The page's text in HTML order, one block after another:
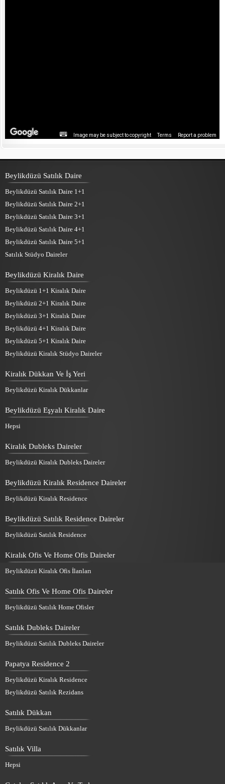
Image may be subject to copyright Terms Report a problem
Beylikdüzü Satılık Daire
Beylikdüzü Satılık Daire 1+1
Beylikdüzü Satılık Daire 2+1
Beylikdüzü Satılık Daire 3+1
Beylikdüzü Satılık Daire 4+1
Beylikdüzü Satılık Daire 5+1
Satılık Stüdyo Daireler
Beylikdüzü Kiralık Daire
Beylikdüzü 1+1 Kiralık Daire
Beylikdüzü 2+1 Kiralık Daire
Beylikdüzü 3+1 Kiralık Daire
Beylikdüzü 4+1 Kiralık Daire
Beylikdüzü 5+1 Kiralık Daire
Beylikdüzü Kiralık Stüdyo Daireler
Kiralık Dükkan Ve İş Yeri
Beylikdüzü Kiralık Dükkanlar
Beylikdüzü Eşyalı Kiralık Daire
Hepsi
Kiralık Dubleks Daireler
Beylikdüzü Kiralık Dubleks Daireler
Beylikdüzü Kiralık Residence Daireler
Beylikdüzü Kiralık Residence
Beylikdüzü Satılık Residence Daireler
Beylikdüzü Satılık Residence
Kiralık Ofis Ve Home Ofis Daireler
Beylikdüzü Kiralık Ofis İlanları
Satılık Ofis Ve Home Ofis Daireler
Beylikdüzü Satılık Home Ofisler
Satılık Dubleks Daireler
Beylikdüzü Satılık Dubleks Daireler
Papatya Residence 2
Beylikdüzü Kiralık Residence
Beylikdüzü Satılık Rezidans
Satılık Dükkan
Beylikdüzü Satılık Dükkanlar
Satılık Villa
Hepsi